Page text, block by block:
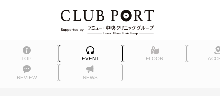
TOP EVENT FLOOR
REVIEW NEWS